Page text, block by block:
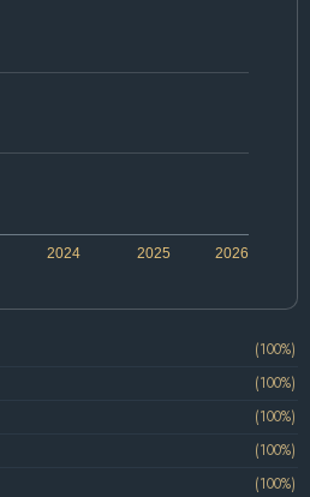
2024 2026
2025
(100%)
(100%)
(100%)
(100%)
(100%)